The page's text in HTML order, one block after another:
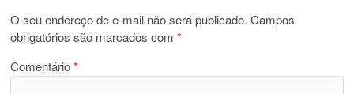
O seu endereço de e-mail não será publicado. Campos
obrigatórios são marcados com*
Comentário*